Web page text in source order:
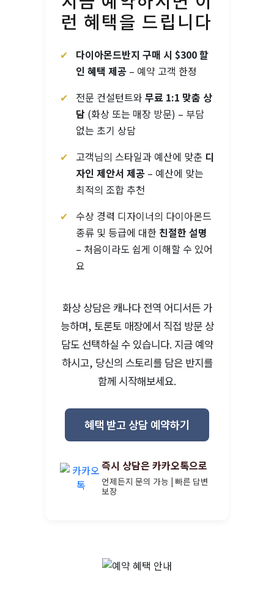
런 혜택을 드립니다
✔
다이아몬드반지 구매 시 $300 할
인 혜택 제공 – 예약 고객 한정
✔
전문 컨설턴트와 무료 1:1 맞춤 상
담 (화상 또는 매장 방문) – 부담
없는 초기 상담
✔ 고객님의 스타일과 예산에 맞춘 디
자인 제안서 제공 – 예산에 맞는
최적의 조합 추천
✔
수상 경력 디자이너의 다이아몬드
종류 및 등급에 대한 친절한 설명
– 처음이라도 쉽게 이해할 수 있어
요
화상 상담은 캐나다 전역 어디서든 가
능하며, 토론토 매장에서 직접 방문 상
담도 선택하실 수 있습니다. 지금 예약
하시고, 당신의 스토리를 담은 반지를
함께 시작해보세요.
혜택 받고 상담 예약하기
즉시 상담은 카카오톡으로
언제든지 문의 가능 | 빠른 답변
보장